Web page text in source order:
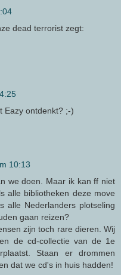
dead terrorist zegt:
Eazy ontdenkt? ;-)
10:13
we doen. Maar ik kan ff niet
alle bibliotheken deze move
alle Nederlanders plotseling
gaan reizen?
zijn toch rare dieren. Wij
de cd-collectie van de 1e
Staan er drommen
dat we cd's in huis hadden!